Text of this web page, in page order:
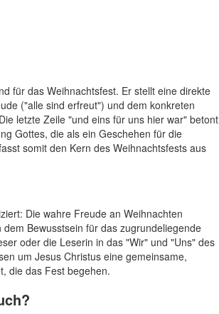
für das Weihnachtsfest. Er stellt eine direkte
("alle sind erfreut") und dem konkreten
letzte Zeile "und eins für uns hier war" betont
Gottes, die als ein Geschehen für die
somit den Kern des Weihnachtsfests aus
Die wahre Freude an Weihnachten
Bewusstsein für das zugrundeliegende
oder die Leserin in das "Wir" und "Uns" des
um Jesus Christus eine gemeinsame,
die das Fest begehen.